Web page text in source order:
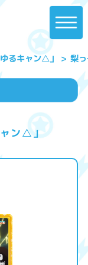
るキャン△」 梨
ャン△」